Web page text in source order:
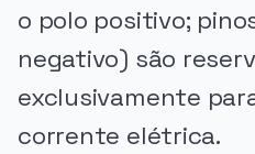
o polo positivo;
negativo) são
exclusivamente
corrente elétrica.